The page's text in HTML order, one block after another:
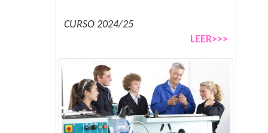
CURSO 2024/25
LEER>>>